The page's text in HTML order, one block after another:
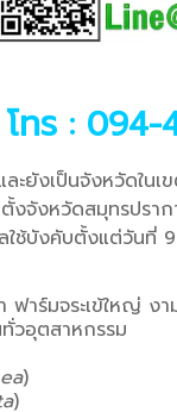
โทร : 094-
ะยังเป็นจังหวัดใน
จังหวัดสมุทรปรา
ใช้บังคับตั้งแต่วันที่
าร์มจระเข้ใหญ่ ง
วอุตสาหกรรม
)
)